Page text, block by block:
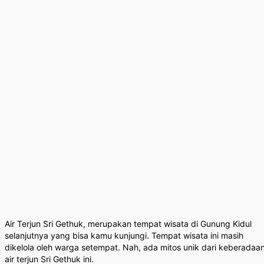
Air Terjun Sri Gethuk, merupakan tempat wisata di Gunung Kidul
selanjutnya yang bisa kamu kunjungi. Tempat wisata ini masih
dikelola oleh warga setempat. Nah, ada mitos unik dari
air terjun Sri Gethuk ini.